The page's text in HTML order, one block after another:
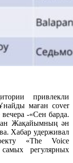
привлекли
маған cover
-«Сен барда.
Жақайымның ән
Хабар удерживал
«The Voice
регулярных